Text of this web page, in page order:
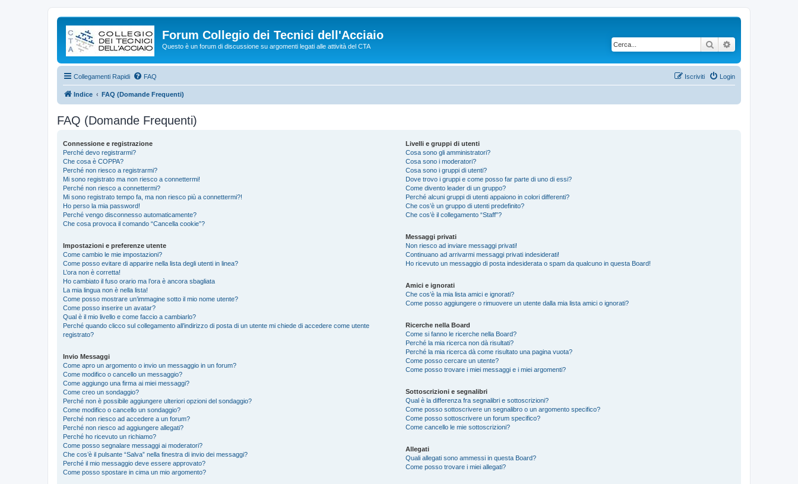
Forum Collegio dei Tecnici dell'Acciaio
Questo è un forum di discussione su argomenti legati alle attività del CTA Cerca
Collegamenti Rapidi FAQ Login
Iscriviti
Indice FAQ (Domande Frequenti)
FAQ (Domande Frequenti)
Connessione e registrazione
Perché devo registrarmi?
Che cosa è COPPA?
Perché non riesco a registrarmi?
Mi sono registrato ma non riesco a connettermi!
Perché non riesco a connettermi?
Mi sono registrato tempo fa, ma non riesco più a connettermi?!
Ho perso la mia password!
Perché vengo disconnesso automaticamente?
Che cosa provoca il comando “Cancella cookie”?
Impostazioni e preferenze utente
Come cambio le mie impostazioni?
Come posso evitare di apparire nella lista degli utenti in linea?
L’ora non è corretta!
Ho cambiato il fuso orario ma l’ora è ancora sbagliata
La mia lingua non è nella lista!
Come posso mostrare un’immagine sotto il mio nome utente?
Come posso inserire un avatar?
Qual è il mio livello e come faccio a cambiarlo?
Perché quando clicco sul collegamento all’indirizzo di posta di un utente mi chiede di accedere come utente
registrato?
Invio Messaggi
Come apro un argomento o invio un messaggio in un forum?
Come modifico o cancello un messaggio?
Come aggiungo una firma ai miei messaggi?
Come creo un sondaggio?
Perché non è possibile aggiungere ulteriori opzioni del sondaggio?
Come modifico o cancello un sondaggio?
Perché non riesco ad accedere a un forum?
Perché non riesco ad aggiungere allegati?
Perché ho ricevuto un richiamo?
Come posso segnalare messaggi ai moderatori?
Che cos’è il pulsante “Salva” nella finestra di invio dei messaggi?
Perché il mio messaggio deve essere approvato?
Come posso spostare in cima un mio argomento?
Livelli e gruppi di utenti
Cosa sono gli amministratori?
Cosa sono i moderatori?
Cosa sono i gruppi di utenti?
Dove trovo i gruppi e come posso far parte di uno di essi?
Come divento leader di un gruppo?
Perché alcuni gruppi di utenti appaiono in colori differenti?
Che cos’è un gruppo di utenti predefinito?
Che cos’è il collegamento “Staff”?
Messaggi privati
Non riesco ad inviare messaggi privati!
Continuano ad arrivarmi messaggi privati indesiderati!
Ho ricevuto un messaggio di posta indesiderata o spam da qualcuno in questa Board!
Amici e ignorati
Che cos’è la mia lista amici e ignorati?
Come posso aggiungere o rimuovere un utente dalla mia lista amici o ignorati?
Ricerche nella Board
Come si fanno le ricerche nella Board?
Perché la mia ricerca non dà risultati?
Perché la mia ricerca dà come risultato una pagina vuota?
Come posso cercare un utente?
Come posso trovare i miei messaggi e i miei argomenti?
Sottoscrizioni e segnalibri
Qual è la differenza fra segnalibri e sottoscrizioni?
Come posso sottoscrivere un segnalibro o un argomento specifico?
Come posso sottoscrivere un forum specifico?
Come cancello le mie sottoscrizioni?
Allegati
Quali allegati sono ammessi in questa Board?
Come posso trovare i miei allegati?